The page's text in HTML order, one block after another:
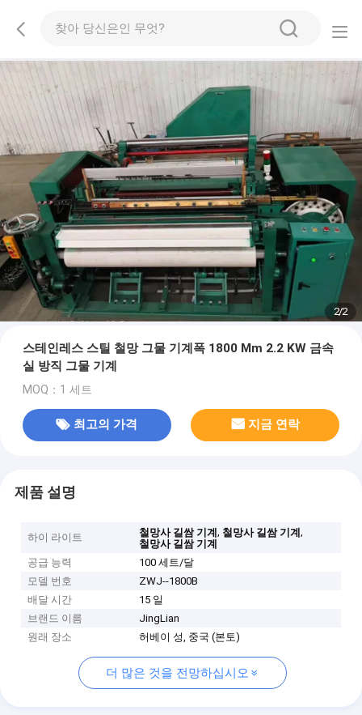
2/2
스테인레스 스틸 철망 그물 기계폭 1800 Mm 2.2 KW 금속
실 방직 그물 기계
MOQ：1 세트
최고의 가격 지금 연락
제품 설명
하이 라이트 철망사 길쌈 기계, 철망사 길쌈 기계,
철망사 길쌈 기계
공급 능력
100 세트/달
모델 번호
ZWJ--1800B
배달 시간
15 일
브랜드 이름
JingLian
원래 장소
허베이 성, 중국 (본토)
더 많은 것을 전망하십시오